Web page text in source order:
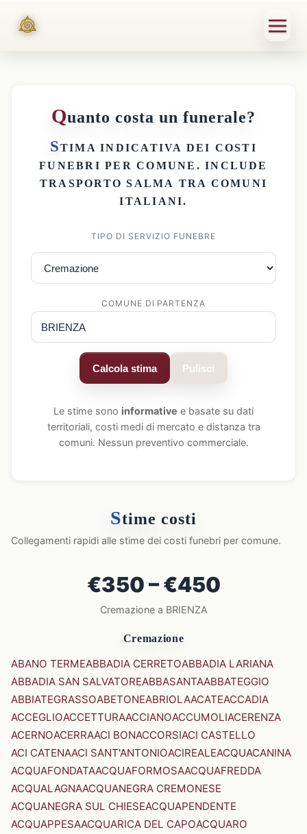
Quanto costa un funerale?
STIMA INDICATIVA DEI COSTI
FUNEBRI PER COMUNE . INCLUDE
TRASPORTO SALMA TRA COMUNI
ITALIANI.
TIPO DI SERVIZIO FUNEBRE
COMUNE DI PARTENZA
Calcola stima Pulisci
Le stime sono informative e basate su dati
territoriali, costi medi di mercato e distanza tra
comuni. Nessun preventivo commerciale.
Stime costi
Collegamenti rapidi alle stime dei costi funebri per comune.
€350 – €450
Cremazione a BRIENZA
Cremazione
ABANO TERMEABBADIA CERRETOABBADIA LARIANA
ABBADIA SAN SALVATOREABBASANTAABBATEGGIO
ABBIATEGRASSOABETONEABRIOLAACATEACCADIA
ACCEGLIOACCETTURAACCIANOACCUMOLIACERENZA
ACERNOACERRAACI BONACCORSIACI CASTELLO
ACI CATENAACI SANT'ANTONIOACIREALEACQUACANINA
ACQUAFONDATAACQUAFORMOSAACQUAFREDDA
ACQUALAGNAACQUANEGRA CREMONESE
ACQUANEGRA SUL CHIESEACQUAPENDENTE
ACQUAPPESAACQUARICA DEL CAPOACQUARO